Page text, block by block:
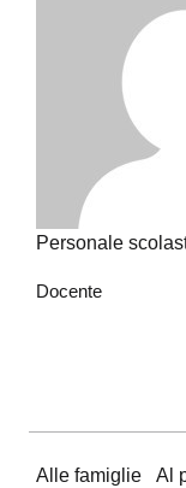
Personale
Docente
Alle famiglie Al